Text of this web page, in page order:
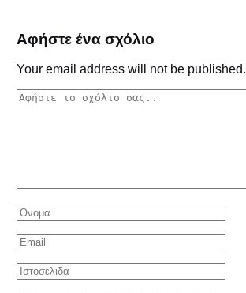
Αφήστε ένα σχόλιο
Your email address will not be published.